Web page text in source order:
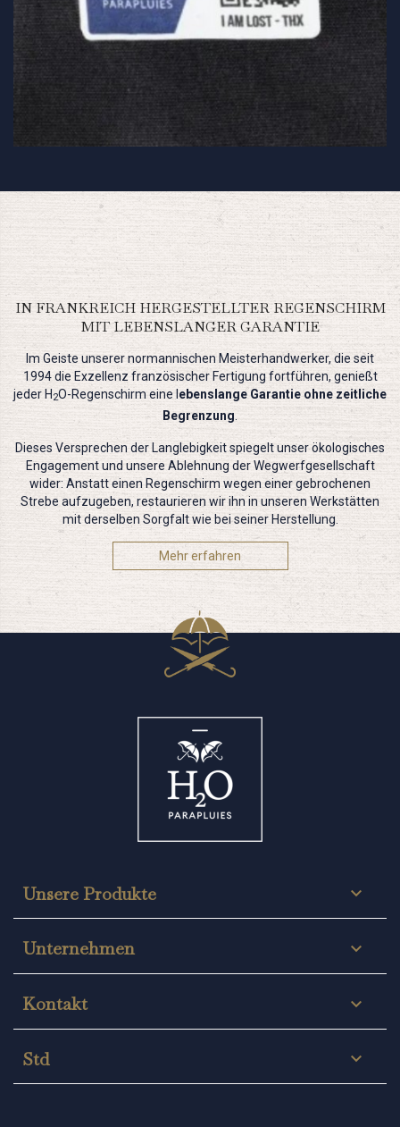
IN FRANKREICH HERGESTELLTER REGENSCHIRM
MIT LEBENSLANGER GARANTIE
Im Geiste unserer normannischen Meisterhandwerker, die seit
1994 die Exzellenz französischer Fertigung fortführen, genießt
jeder H2O-Regenschirm eine lebenslange Garantie ohne zeitliche
Begrenzung
Dieses Versprechen der Langlebigkeit spiegelt unser ökologisches
Engagement und unsere Ablehnung der Wegwerfgesellschaft
wider: Anstatt einen Regenschirm wegen einer gebrochenen
Strebe aufzugeben, restaurieren wir ihn in unseren Werkstätten
mit derselben Sorgfalt wie bei seiner Herstellung.
Mehr erfahren
Unsere Produkte 
Unternehmen 
Kontakt 
Std 